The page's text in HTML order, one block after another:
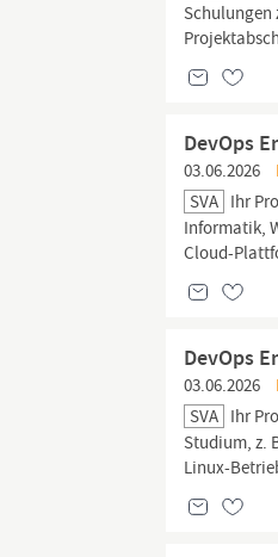
Schulungen
DevOps
03.06.2026
SVA Ihr
Informatik,
Cloud-
DevOps
03.06.2026
SVA Ihr
Studium, z.
Linux-